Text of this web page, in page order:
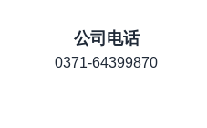
公司电话
0371-64399870